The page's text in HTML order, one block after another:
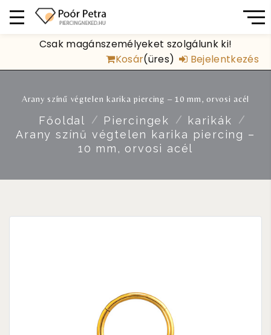
Csak magánszemélyeket szolgálunk ki!
Kosár(üres) Bejelentkezés
Arany színű végtelen karika piercing – 10 mm, orvosi acél
Főoldal Piercingek
karikák
Arany színű végtelen karika piercing –
10 mm, orvosi acél